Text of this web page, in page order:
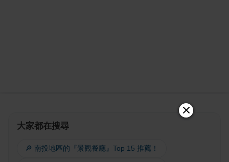
大家都在搜尋
🔎 南投地區的『景觀餐廳』Top 15 推薦！